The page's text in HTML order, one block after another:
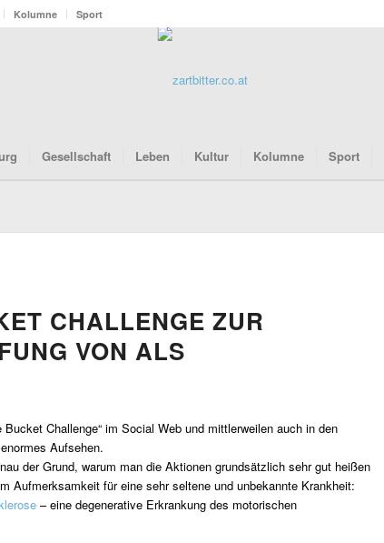
Kolumne Sport
Gesellschaft Leben Kultur Kolumne Sport
CHALLENGE ZUR
VON ALS
Bucket Challenge“ im Social Web und mittlerweilen auch in den
Aufsehen.
der Grund, warum man die Aktionen grundsätzlich sehr gut heißen
Aufmerksamkeit für eine sehr seltene und unbekannte Krankheit:
– eine degenerative Erkrankung des motorischen